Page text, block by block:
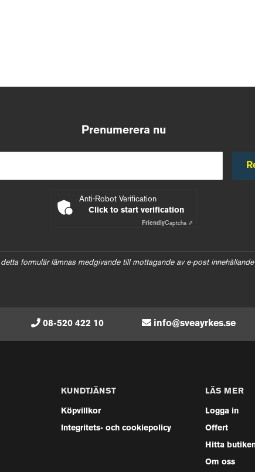
Prenumerera nu
Anti-Robot Verification
Click to start verification
FriendlyCaptcha ⇗
formulär lämnas medgivande till mottagande av e-post
08-520 422 10 info@sveayrkes.se
KUNDTJÄNST
Köpvillkor
Integritets- och cookiepolicy
LÄS MER
Logga in
Offert
Hitta
Om oss